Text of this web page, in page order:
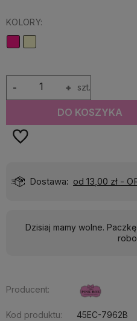
KOLORY:
+
- szt.
DO KOSZYKA
Dostawa: od 13,00 zł -
Dzisiaj mamy wolne.
Producent:
Kod produktu:
45EC-7962B